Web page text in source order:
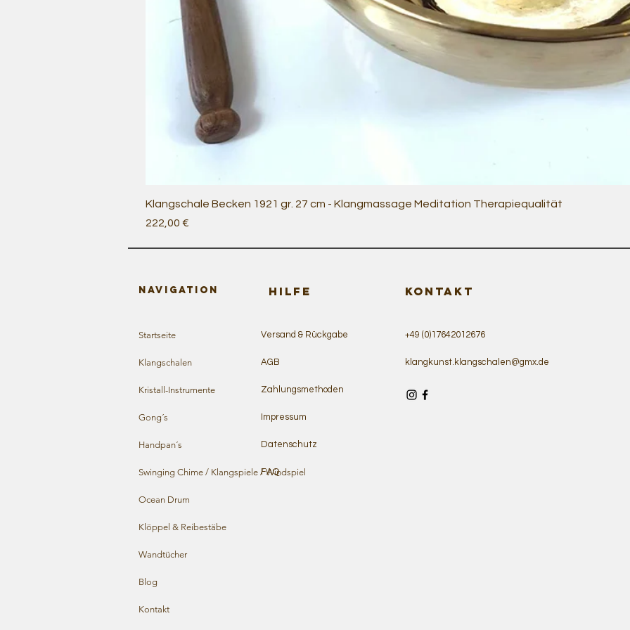
Schnellansicht
Klangschale Becken 1921 gr. 27 cm - Klangmassage Meditation Therapiequalität
Preis
222,00 €
Navigation HILFE
Startseite
Klangschalen
Kristall-Instrumente
Gong´s
Handpan´s
Swinging Chime / Klangspiele / Windspiel
Ocean Drum
Klöppel & Reibestäbe
Wandtücher
Blog
Kontakt
Versand & Rückgabe
AGB
Zahlungsmethoden
Impressum
Datenschutz
FAQ
KONTAKT
+49 (0)17642012676
klangkunst.klangschalen@gmx.de